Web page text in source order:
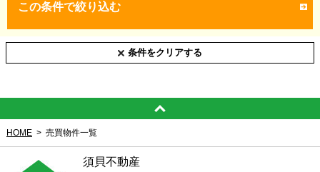
この条件で絞り込む
条件をクリアする
HOME 売買物件一覧
須貝不動産